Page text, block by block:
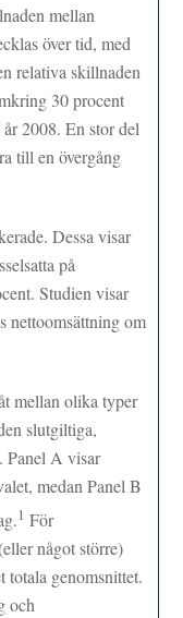
mellan
över tid, med
relativa skillnaden
30 procent
2008. En stor del
till en övergång
Dessa visar
på
Studien visar
nettoomsättning om
mellan olika typer
slutgiltiga,
Panel A visar
medan Panel B
1 För
något större)
totala genomsnittet.
och